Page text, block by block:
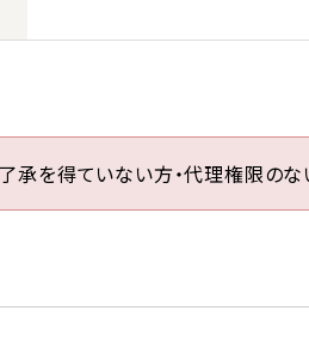
承を得ていない方・代理権限のな